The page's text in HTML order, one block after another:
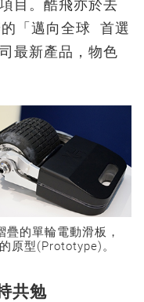
目。酷飛亦於去
「邁向全球 首選
最新產品，物色
的單輪電動滑板，
原型(Prototype)。
共勉